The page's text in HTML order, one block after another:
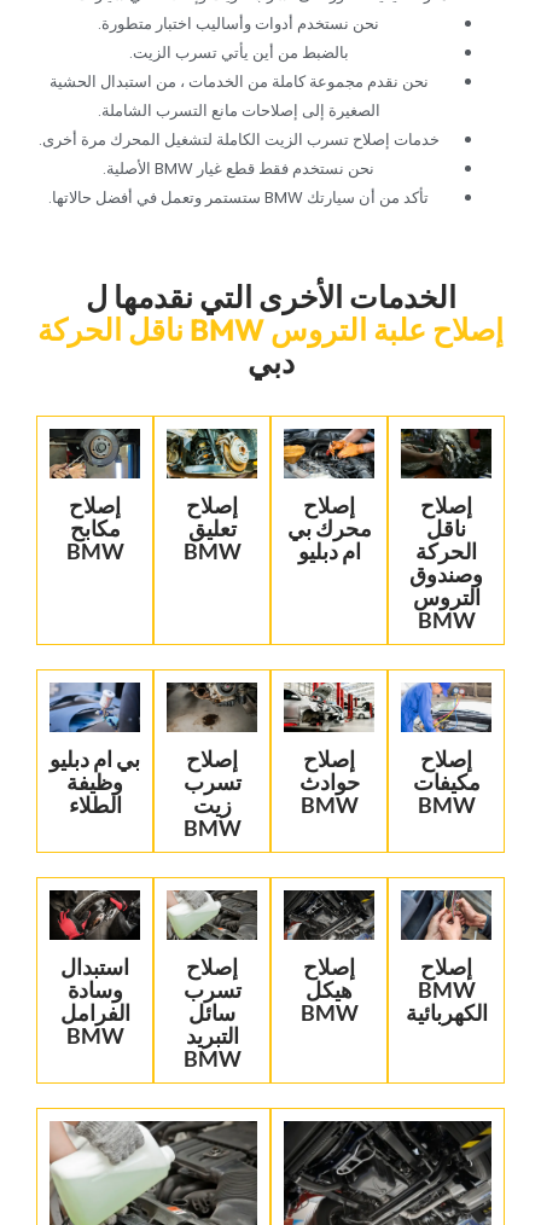
‏نحن نستخدم أدوات وأساليب اختبار متطورة.‏
‏بالضبط من أين يأتي تسرب الزيت.‏
‏نحن نقدم مجموعة كاملة من الخدمات ، من استبدال الحشية
الصغيرة إلى إصلاحات مانع التسرب الشاملة.‏
‏خدمات إصلاح تسرب الزيت الكاملة لتشغيل المحرك مرة أخرى.‏
‏نحن نستخدم فقط قطع غيار BMW الأصلية.‏
‏تأكد من أن سيارتك BMW ستستمر وتعمل في أفضل حالاتها.‏
‏الخدمات الأخرى التي نقدمها ل‏
‏إصلاح علبة التروس BMW ناقل الحركة‏
دبي
‏إصلاح
ناقل
الحركة
وصندوق
التروس
BMW‏
إصلاح
محرك بي
ام دبليو
‏إصلاح
تعليق
BMW‏
‏إصلاح
مكابح
BMW‏
‏إصلاح
مكيفات
BMW‏
‏إصلاح
حوادث
BMW‏
‏إصلاح
تسرب
زيت
BMW‏
‏بي ام دبليو
وظيفة
الطلاء‏
‏إصلاح
BMW
الكهربائية‏
‏إصلاح
هيكل
BMW‏
‏إصلاح
تسرب
سائل
التبريد
BMW‏
‏استبدال
وسادة
الفرامل
BMW‏